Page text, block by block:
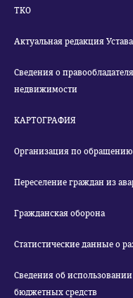
ТКО
Актуальная редакция Устава
Сведения о
недвижимости
КАРТОГРАФИЯ
Организация по
Переселение граждан из
Гражданская оборона
Статистические данные о
Сведения об
бюджетных средств